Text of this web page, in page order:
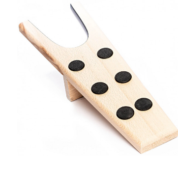
El ayudante para quitarse
las botas.
Equipado con nubs antideslizantes.
Permite una base firme.